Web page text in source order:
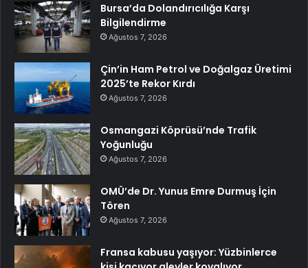
Bursa’da Dolandırıcılığa Karşı
Bilgilendirme
Ağustos 7, 2026
Çin’in Ham Petrol ve Doğalgaz Üretimi
2025’te Rekor Kırdı
Ağustos 7, 2026
Osmangazi Köprüsü’nde Trafik
Yoğunluğu
Ağustos 7, 2026
OMÜ’de Dr. Yunus Emre Durmuş İçin
Tören
Ağustos 7, 2026
Fransa kabusu yaşıyor: Yüzbinlerce